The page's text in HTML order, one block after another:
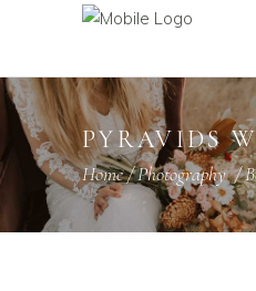
PYRAVIDS
Home/Photography/